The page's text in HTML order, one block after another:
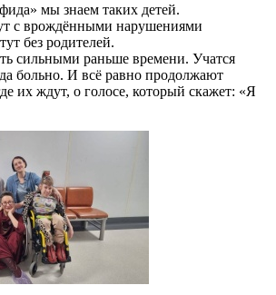
мы знаем таких детей.
с врождёнными нарушениями
без родителей.
сильными раньше времени. Учатся
больно. И всё равно продолжают
их ждут, о голосе, который скажет: «Я